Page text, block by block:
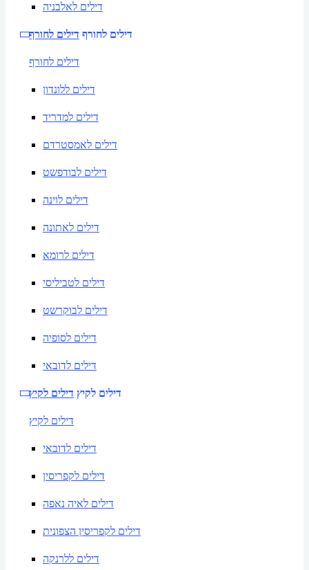
דילים לאלבניה
דילים לחורף דילים לחורף
דילים לחורף
דילים ללונדון
דילים למדריד
דילים לאמסטרדם
דילים לבודפשט
דילים לוינה
דילים לאתונה
דילים לרומא
דילים לטביליסי
דילים לבוקרשט
דילים לסופיה
דילים לדובאי
דילים לקיץ דילים לקיץ
דילים לקיץ
דילים לדובאי
דילים לקפריסין
דילים לאיה נאפה
דילים לקפריסין הצפונית
דילים ללרנקה